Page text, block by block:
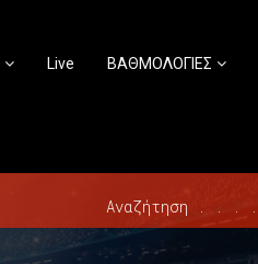
Live ΒΑΘΜΟΛΟΓΙΕΣ